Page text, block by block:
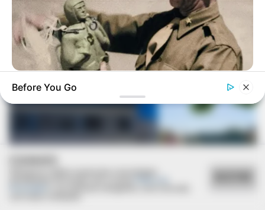
VEJA TAMBÉM
The Fake Paratroopers That Helped Win D-Day On June 6,
1944
Before You Go